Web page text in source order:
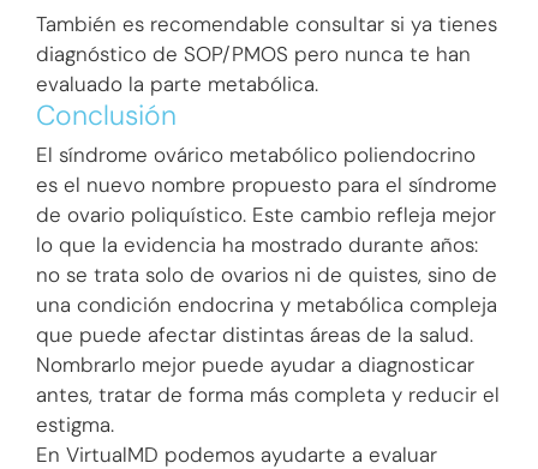
También es recomendable consultar si ya tienes
diagnóstico de SOP/PMOS pero nunca te han
evaluado la parte metabólica.
Conclusión
El síndrome ovárico metabólico poliendocrino
es el nuevo nombre propuesto para el síndrome
de ovario poliquístico. Este cambio refleja mejor
lo que la evidencia ha mostrado durante años:
no se trata solo de ovarios ni de quistes, sino de
una condición endocrina y metabólica compleja
que puede afectar distintas áreas de la salud.
Nombrarlo mejor puede ayudar a diagnosticar
antes, tratar de forma más completa y reducir el
estigma.
En VirtualMD podemos ayudarte a evaluar